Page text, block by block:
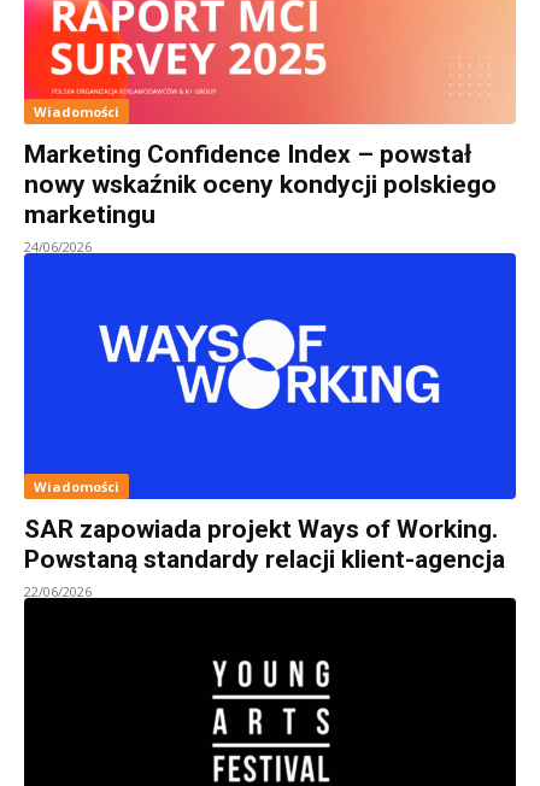
Wiadomości
Marketing Confidence Index – powstał
nowy wskaźnik oceny kondycji polskiego
marketingu
24/06/2026
Wiadomości
SAR zapowiada projekt Ways of Working.
Powstaną standardy relacji klient-agencja
22/06/2026